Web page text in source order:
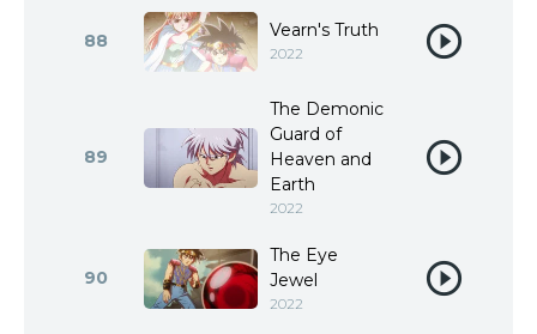
88 Vearn's Truth
2022
89
The Demonic
Guard of
Heaven and
Earth
2022
90
The Eye
Jewel
2022